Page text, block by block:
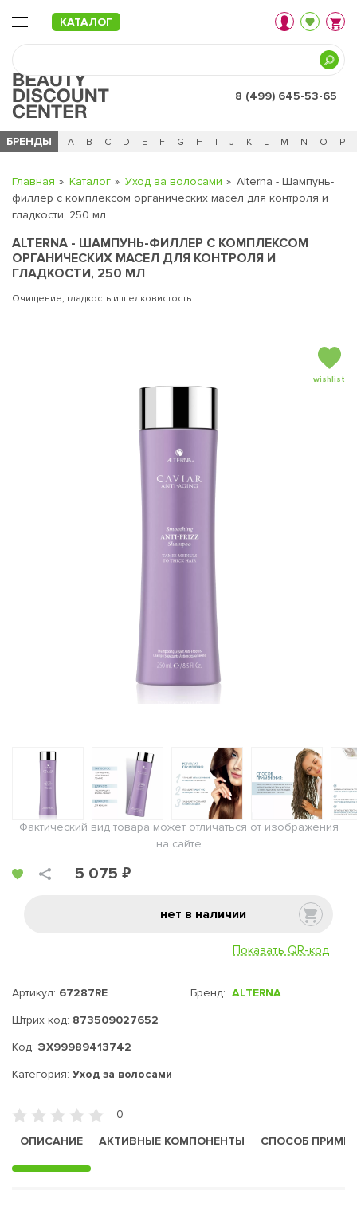
КАТАЛОГ
8 (499) 645-53-65
БРЕНДЫ
Ч 0 - 9 A B C D E F G H I J K L M N O P
Главная Каталог Уход за волосами
Alterna - Шампунь-
филлер с комплексом органических масел для контроля и
гладкости, 250 мл
ALTERNA - ШАМПУНЬ-ФИЛЛЕР С КОМПЛЕКСОМ
ОРГАНИЧЕСКИХ МАСЕЛ ДЛЯ КОНТРОЛЯ И
ГЛАДКОСТИ, 250 МЛ
Очищение, гладкость и шелковистость
wishlist
Фактический вид товара может отличаться от изображения
на сайте
5 075 ₽
нет в наличии
Показать QR-код
Артикул: 67287RE
Штрих код: 873509027652
Код: ЭХ99989413742
Бренд: ALTERNA
Категория: Уход за волосами
0
ОПИСАНИЕ
АКТИВНЫЕ КОМПОНЕНТЫ СПОСОБ